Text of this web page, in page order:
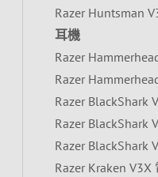
Razer Huntsman
耳機
Razer
Razer
Razer BlackShark
Razer BlackShark
Razer BlackShark
Razer Kraken